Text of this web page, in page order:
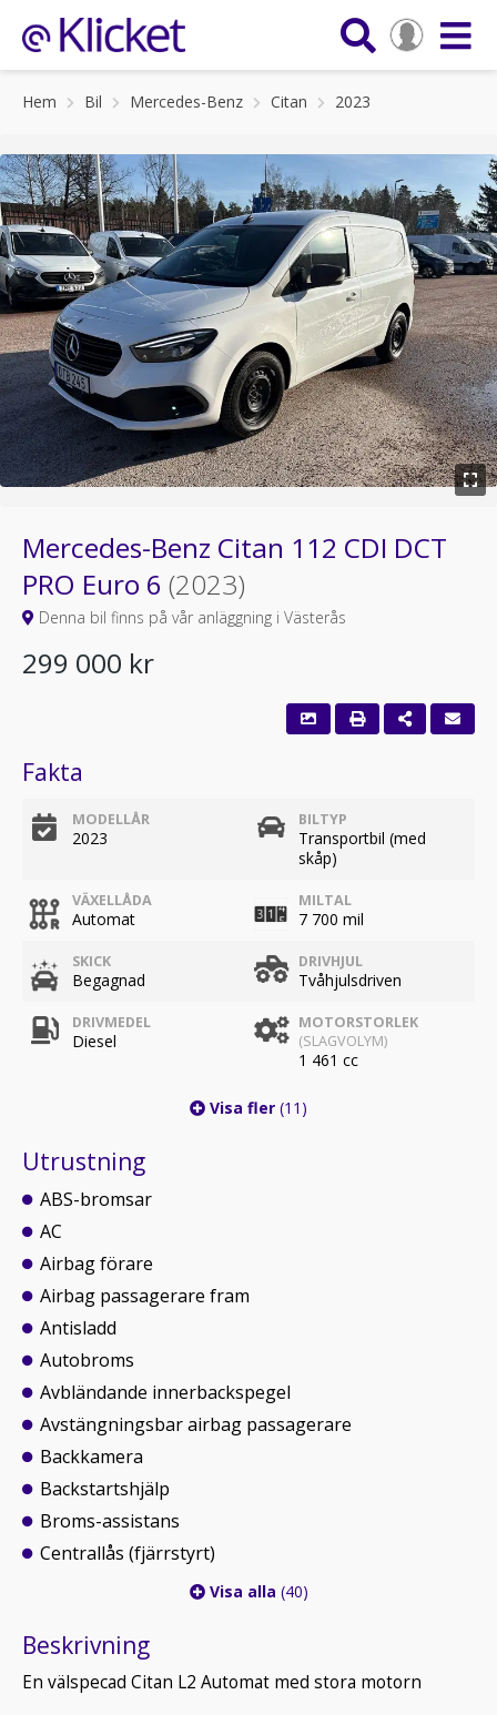
Hem Bil Mercedes-Benz Citan 2023
Mercedes-Benz Citan 112 CDI DCT
PRO Euro 6 (2023)
Denna bil finns på vår anläggning i Västerås
299 000 kr
Fakta
MODELLÅR
2023
BILTYP
Transportbil (med
skåp)
VÄXELLÅDA
Automat
MILTAL
7 700 mil
SKICK
Begagnad
DRIVHJUL
Tvåhjulsdriven
DRIVMEDEL
Diesel
MOTORSTORLEK
(SLAGVOLYM)
1 461 cc
Visa fler (11)
Utrustning
ABS-bromsar
AC
Airbag förare
Airbag passagerare fram
Antisladd
Autobroms
Avbländande innerbackspegel
Avstängningsbar airbag passagerare
Backkamera
Backstartshjälp
Broms-assistans
Centrallås (fjärrstyrt)
Visa alla (40)
Beskrivning
En välspecad Citan L2 Automat med stora motorn